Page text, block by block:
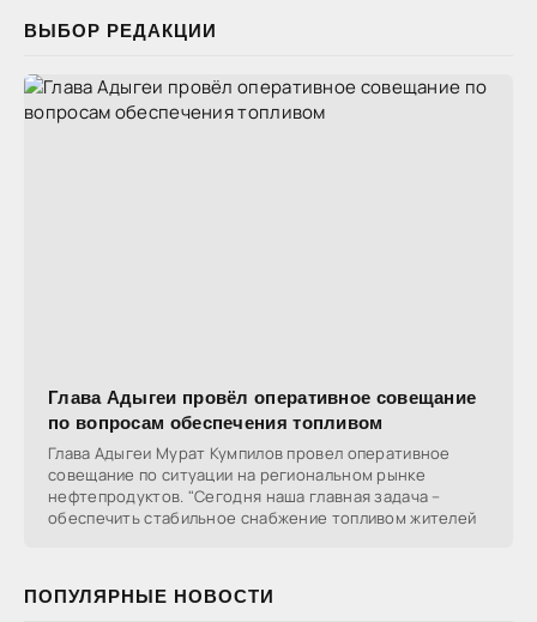
ВЫБОР РЕДАКЦИИ
Глава Адыгеи провёл оперативное совещание
по вопросам обеспечения топливом
Глава Адыгеи Мурат Кумпилов провел оперативное
совещание по ситуации на региональном рынке
нефтепродуктов. "Сегодня наша главная задача –
обеспечить стабильное снабжение топливом жителей
ПОПУЛЯРНЫЕ НОВОСТИ